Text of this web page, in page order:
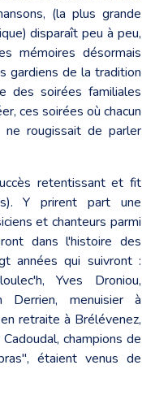
(la plus grande
disparaît peu à peu,
mémoires désormais
gardiens de la tradition
des soirées familiales
ces soirées où chacun
rougissait de parler
retentissant et fit
Y prirent part une
et chanteurs parmi
dans l'histoire des
années qui suivront :
Yves Droniou,
Derrien, menuisier à
retraite à Brélévenez,
champions de
étaient venus de